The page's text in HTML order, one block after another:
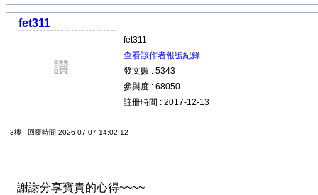
fet311
fet311
查看該作者報號紀錄
發文數 : 5343
參與度 : 68050
註冊時間 : 2017-12-13
3樓 - 回覆時間 2026-07-07 14:02:12
謝謝分享寶貴的心得~~~~